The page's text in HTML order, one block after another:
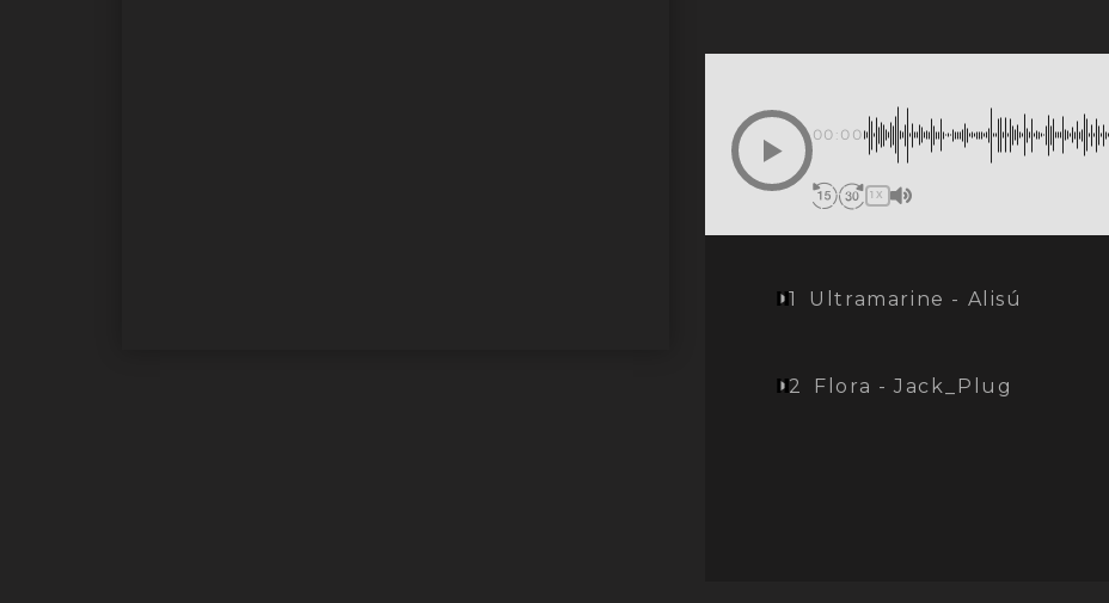
00:00
1X
1 Ultramarine - Alisú
2 Flora - Jack_Plug